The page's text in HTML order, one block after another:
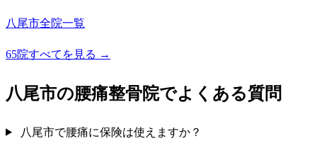
八尾市全院一覧
65院すべてを見る →
八尾市の腰痛整骨院でよくある質問
八尾市で腰痛に保険は使えますか？